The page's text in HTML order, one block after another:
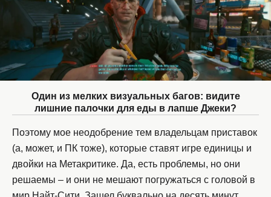
Один из мелких визуальных багов: видите
лишние палочки для еды в лапше Джеки?
Поэтому мое неодобрение тем владельцам приставок
(а, может, и ПК тоже), которые ставят игре единицы и
двойки на Метакритике. Да, есть проблемы, но они
решаемы – и они не мешают погружаться с головой в